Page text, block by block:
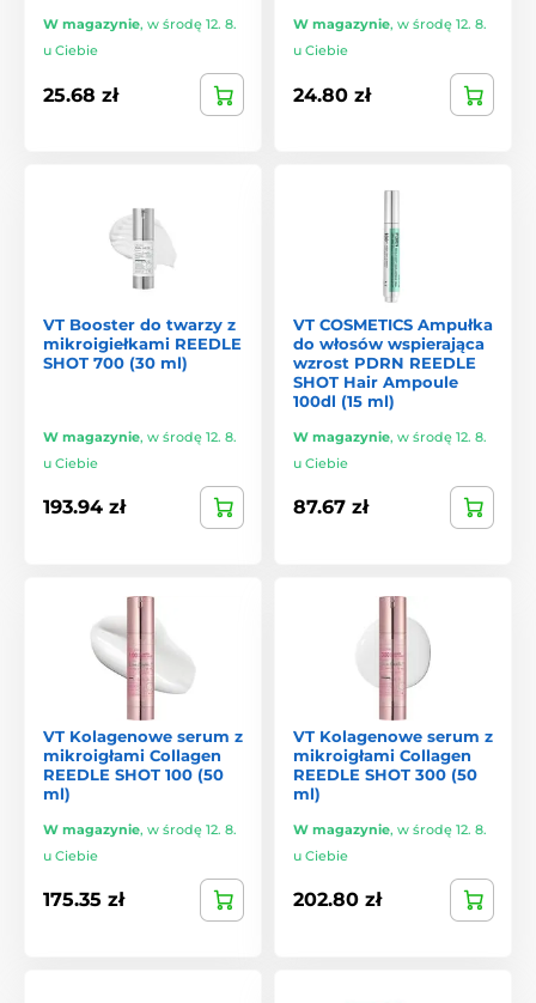
W magazynie, w środę 12. 8.
u Ciebie
25.68 zł
W magazynie, w środę 12. 8.
u Ciebie
24.80 zł
VT Booster do twarzy z
mikroigiełkami REEDLE
SHOT 700 (30 ml)
W magazynie, w środę 12. 8.
u Ciebie
193.94 zł
VT COSMETICS Ampułka
do włosów wspierająca
wzrost PDRN REEDLE
SHOT Hair Ampoule
100dl (15 ml)
W magazynie, w środę 12. 8.
u Ciebie
87.67 zł
VT Kolagenowe serum z
mikroigłami Collagen
REEDLE SHOT 100 (50
ml)
W magazynie, w środę 12. 8.
u Ciebie
175.35 zł
VT Kolagenowe serum z
mikroigłami Collagen
REEDLE SHOT 300 (50
ml)
W magazynie, w środę 12. 8.
u Ciebie
202.80 zł